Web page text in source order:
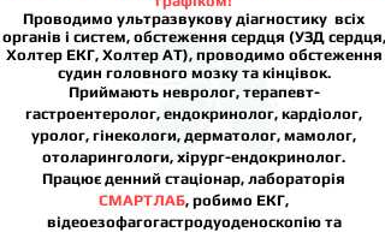
Проводимо ультразвукову діагностику всіх
органів і систем, обстеження сердця (УЗД сердця,
Холтер ЕКГ, Холтер АТ), проводимо обстеження
судин головного мозку та кінцівок.
Приймають невролог, терапевт-
гастроентеролог, ендокринолог, кардіолог,
уролог, гінекологи, дерматолог, мамолог,
отоларингологи, хірург-ендокринолог.
Працює денний стаціонар, лабораторія
СМАРТЛАБ, робимо ЕКГ,
відеоезофагогастродуоденоскопію та